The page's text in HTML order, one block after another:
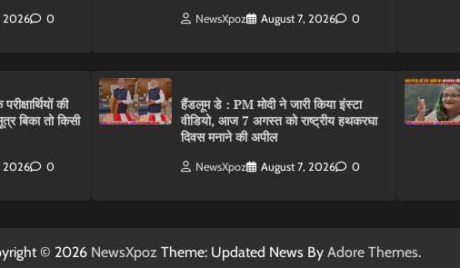
2026 0
की
बिका तो किसी
2026 0
NewsXpoz August 7, 2026 0
हैंडलूम डे : PM मोदी ने जारी किया इंस्टा
वीडियो, आज 7 अगस्त को राष्ट्रीय हथकरघा
दिवस मनाने की अपील
NewsXpoz August 7, 2026 0
© 2026 NewsXpoz Theme: Updated News By Adore Themes.